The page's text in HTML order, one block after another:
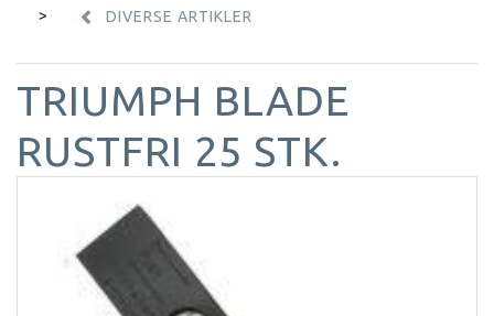
DIVERSE ARTIKLER
TRIUMPH BLADE
RUSTFRI 25 STK.